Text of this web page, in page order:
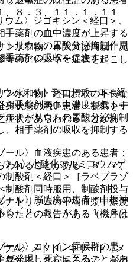
ム〉ジゴキシン＜経口＞、
手薬剤の血中濃度が上昇する
トリウムの胃酸分泌抑制作用
手薬剤の吸収を促進す
ム〉イトラコナゾール＜経
相手薬剤の血中濃度が低下す
ナトリウムの胃酸分泌抑制
、相手薬剤の吸収を抑制する
ム〉水酸化アルミニウムゲ
制酸剤＜経口＞［ラベプラゾ
制酸剤同時服用、制酸剤投与
ナトリウムの平均血漿中濃度
したとの報告がある（機序は
ム〉メトトレキサート［メ
８．３、１１．１．１１
水和物〉本人又は両親、兄
等のアレルギー症状を起こし
水和物〉経口摂取の不良な
身状態の悪い患者：観察を十
症状があらわれることがあ
ル〉血液疾患のある患者：
れることがある〔８．７、
ル〉脳膿瘍の患者：中枢神
る〔２．５、１１．１．２２
ル〉コケイン症候群の患
が発現し死亡に至ることがあ